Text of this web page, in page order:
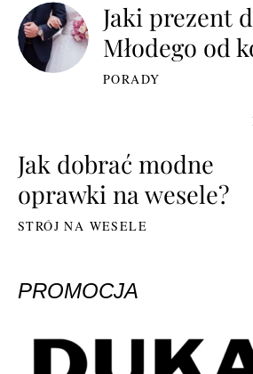
Jaki prezent
Młodego od
PORADY
Jak dobrać modne
oprawki na wesele?
STRÓJ NA WESELE
PROMOCJA